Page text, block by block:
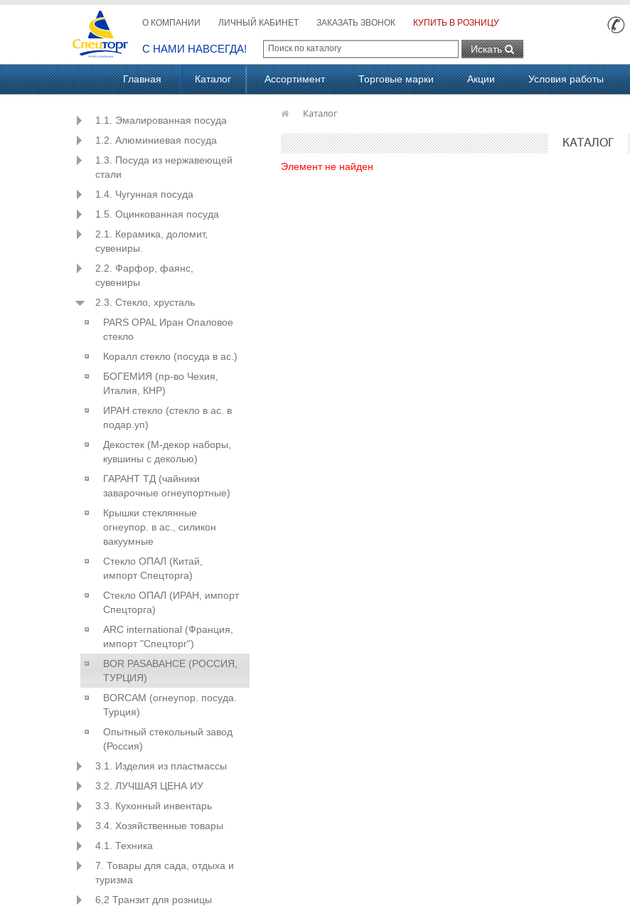
О КОМПАНИИ ЛИЧНЫЙ КАБИНЕТ ЗАКАЗАТЬ ЗВОНОК КУПИТЬ В РОЗНИЦУ
С НАМИ НАВСЕГДА! Искать
Главная Каталог Ассортимент Торговые марки Акции Условия работы
1.1. Эмалированная посуда
1.2. Алюминиевая посуда
1.3. Посуда из нержавеющей
стали
1.4. Чугунная посуда
1.5. Оцинкованная посуда
2.1. Керамика, доломит,
сувениры.
2.2. Фарфор, фаянс,
сувениры
2.3. Стекло, хрусталь
PARS OPAL Иран Опаловое
стекло
Коралл стекло (посуда в ас.)
БОГЕМИЯ (пр-во Чехия,
Италия, КНР)
ИРАН стекло (стекло в ас. в
подар.уп)
Декостек (М-декор наборы,
кувшины с деколью)
ГАРАНТ ТД (чайники
заварочные огнеупортные)
Крышки стеклянные
огнеупор. в ас., силикон
вакуумные
Стекло ОПАЛ (Китай,
импорт Спецторга)
Стекло ОПАЛ (ИРАН, импорт
Спецторга)
ARC international (Франция,
импорт "Спецторг")
BOR PASABAHCE (РОСCИЯ,
ТУРЦИЯ)
BORCAM (огнеупор. посуда.
Турция)
Опытный стекольный завод
(Россия)
3.1. Изделия из пластмассы
3.2. ЛУЧШАЯ ЦЕНА ИУ
3.3. Кухонный инвентарь
3.4. Хозяйственные товары
4.1. Техника
7. Товары для сада, отдыха и
туризма
6,2 Транзит для розницы
Каталог
КАТАЛОГ
Элемент не найден